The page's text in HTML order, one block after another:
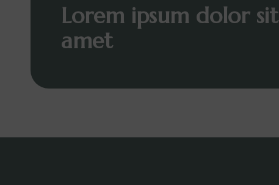
Lorem ipsum dolor sit
amet